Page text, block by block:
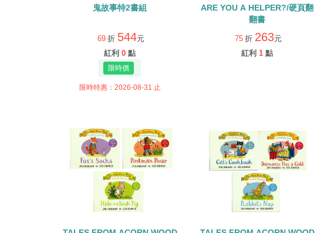
鬼故事特2書組
69 折 544元
紅利 0 點
限時特惠：2026-08-31 止
ARE YOU A HELPER?/硬頁翻
翻書
75 折 263元
紅利 1 點